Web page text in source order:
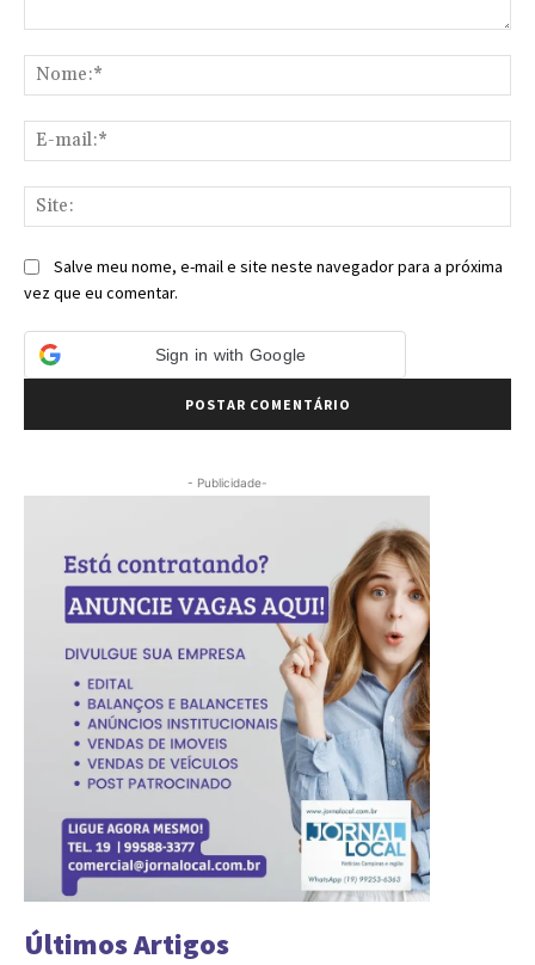
Salve meu nome, e-mail e site neste navegador para a próxima
vez que eu comentar.
Sign in with Google
- Publicidade-
Últimos Artigos